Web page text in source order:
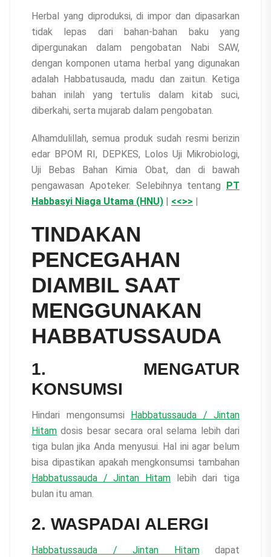
Herbal yang diproduksi, di impor dan dipasarkan
tidak lepas dari bahan-bahan baku yang
dipergunakan dalam pengobatan Nabi SAW,
dengan komponen utama herbal yang digunakan
adalah Habbatusauda, madu dan zaitun. Ketiga
bahan inilah yang tertulis dalam kitab suci,
diberkahi, serta mujarab dalam pengobatan.
Alhamdulillah, semua produk sudah resmi berizin
edar BPOM RI, DEPKES, Lolos Uji Mikrobiologi,
Uji Bebas Bahan Kimia Obat, dan di bawah
pengawasan Apoteker. Selebihnya tentang PT
Habbasyi Niaga Utama (HNU) | <<>> |
TINDAKAN
PENCEGAHAN
DIAMBIL SAAT
MENGGUNAKAN
HABBATUSSAUDA
1. MENGATUR
KONSUMSI
Hindari mengonsumsi
Habbatussauda / Jintan
Hitam dosis besar secara oral selama lebih dari
tiga bulan jika Anda menyusui. Hal ini agar belum
bisa dipastikan apakah mengkonsumsi tambahan
Habbatussauda / Jintan Hitam lebih dari tiga
bulan itu aman.
2. WASPADAI ALERGI
Habbatussauda / Jintan Hitamdapat